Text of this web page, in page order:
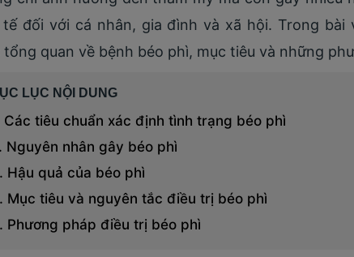
tế đối với cá nhân, gia đình và xã hội. Trong
quan về bệnh béo phì, mục tiêu và những
LỤC NỘI DUNG
Các tiêu chuẩn xác định tình trạng béo phì
Nguyên nhân gây béo phì
Hậu quả của béo phì
Mục tiêu và nguyên tắc điều trị béo phì
Phương pháp điều trị béo phì